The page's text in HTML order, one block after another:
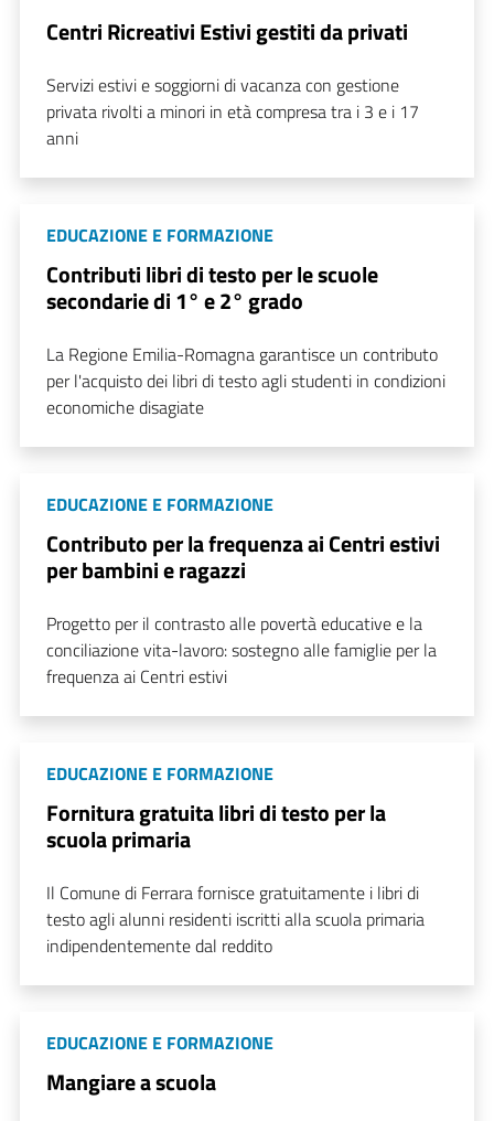
Centri Ricreativi Estivi gestiti da privati
Servizi estivi e soggiorni di vacanza con gestione
privata rivolti a minori in età compresa tra i 3 e i 17
anni
EDUCAZIONE E FORMAZIONE
Contributi libri di testo per le scuole
secondarie di 1° e 2° grado
La Regione Emilia-Romagna garantisce un contributo
per l'acquisto dei libri di testo agli studenti in condizioni
economiche disagiate
EDUCAZIONE E FORMAZIONE
Contributo per la frequenza ai Centri estivi
per bambini e ragazzi
Progetto per il contrasto alle povertà educative e la
conciliazione vita-lavoro: sostegno alle famiglie per la
frequenza ai Centri estivi
EDUCAZIONE E FORMAZIONE
Fornitura gratuita libri di testo per la
scuola primaria
Il Comune di Ferrara fornisce gratuitamente i libri di
testo agli alunni residenti iscritti alla scuola primaria
indipendentemente dal reddito
EDUCAZIONE E FORMAZIONE
Mangiare a scuola